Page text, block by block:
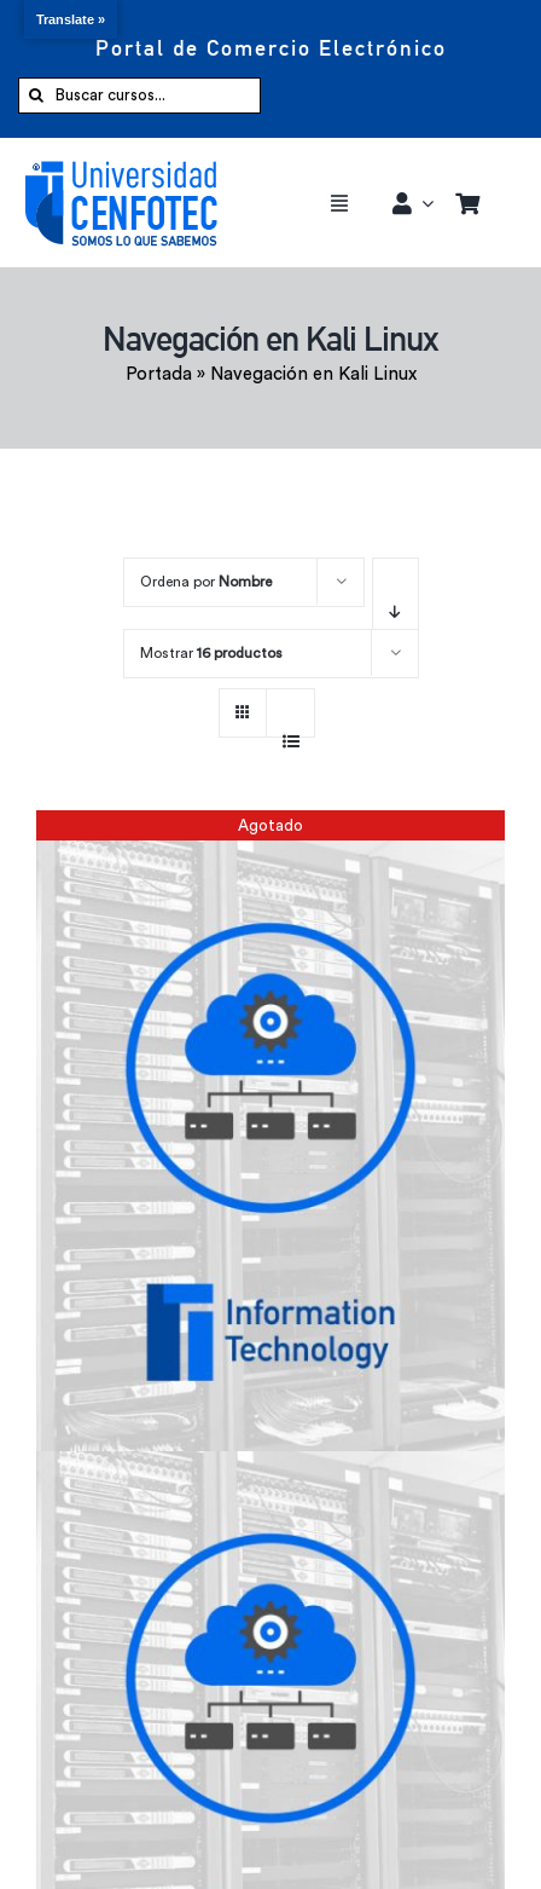
Portal de Comercio Electrónico
Buscar:
Toggle
Comprar ahora
Navegación en Kali Linux
Portada» Navegación en Kali Linux
Ordena por Nombre
Mostrar 16 productos
Agotado
Translate »